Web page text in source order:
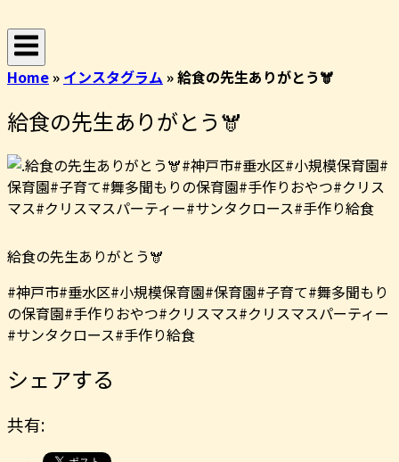
ン
テ
ン
へ
キ
ッ
プ
ー
ム
Home» インスタグラム »給食の先生ありがとう🫎️
給食の先生ありがとう🫎️
給食の先生ありがとう🫎️
#神戸市#垂水区#小規模保育園#保育園#子育て#舞多聞もり
の保育園#手作りおやつ#クリスマス#クリスマスパーティー
#サンタクロース#手作り給食
シェアする
共有: